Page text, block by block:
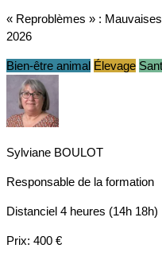
« Reproblèmes » :
2026
Bien-être animal Élevage
Sylviane BOULOT
Responsable de la formation
Distanciel 4 heures (14h 18h)
Prix: 400 €